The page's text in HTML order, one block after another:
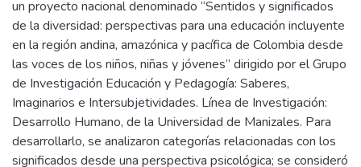
un proyecto nacional denominado “Sentidos y significados
de la diversidad: perspectivas para una educación incluyente
en la región andina, amazónica y pacífica de Colombia desde
las voces de los niños, niñas y jóvenes” dirigido por el Grupo
de Investigación Educación y Pedagogía: Saberes,
Imaginarios e Intersubjetividades. Línea de Investigación:
Desarrollo Humano, de la Universidad de Manizales. Para
desarrollarlo, se analizaron categorías relacionadas con los
significados desde una perspectiva psicológica; se consideró